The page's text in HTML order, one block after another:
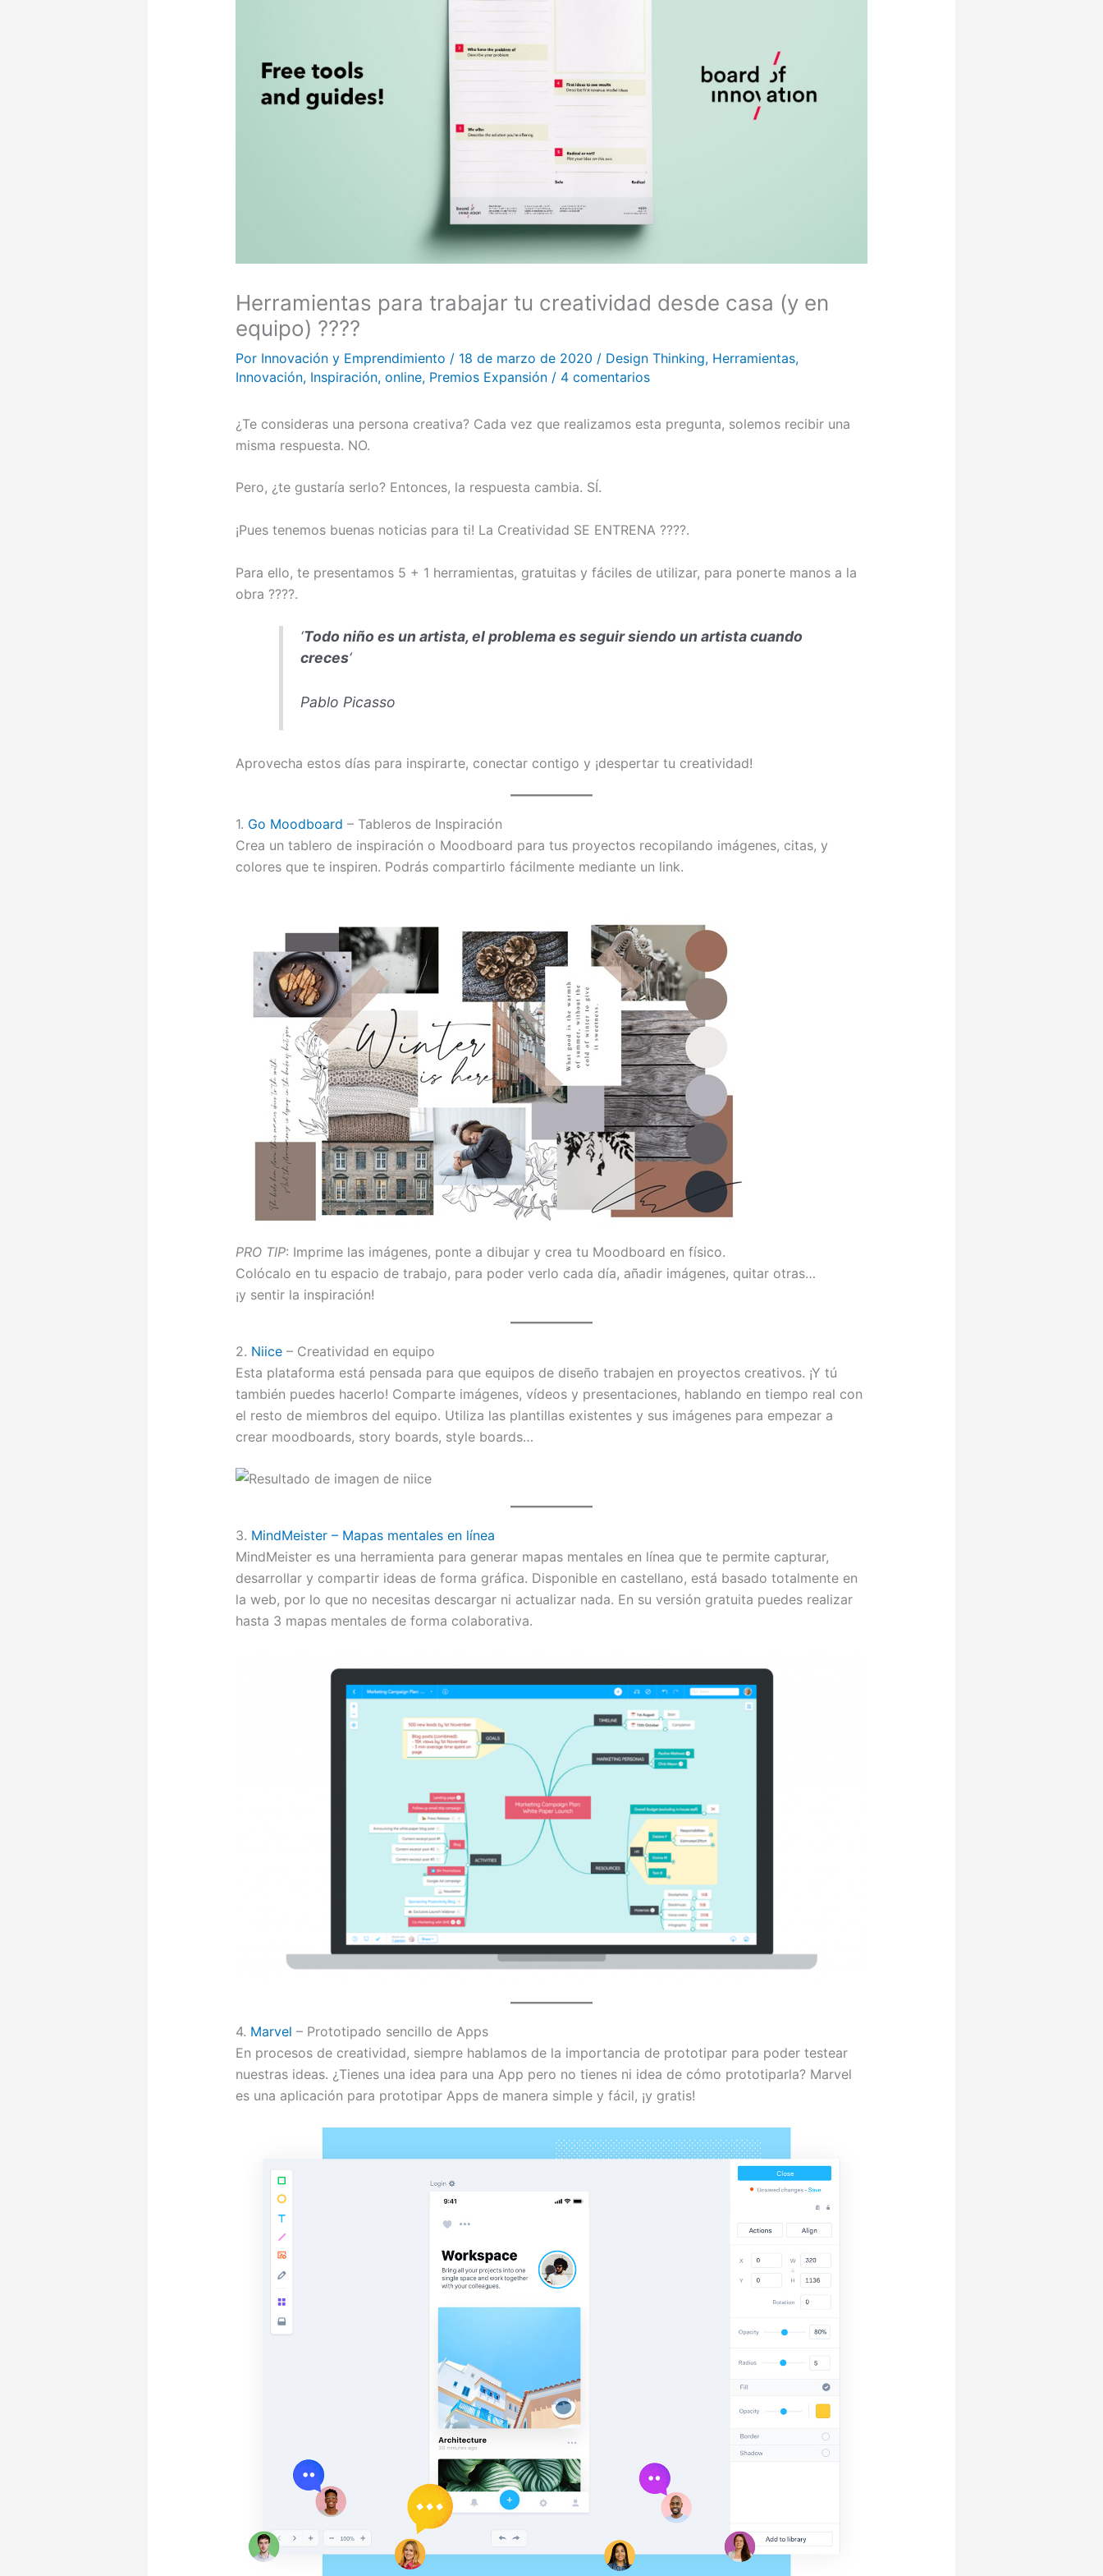
Herramientas para trabajar tu creatividad desde casa (y en
equipo) ????
Por Innovación y Emprendimiento / 18 de marzo de 2020 / Design Thinking, Herramientas,
Innovación, Inspiración, online, Premios Expansión/ 4 comentarios
¿Te consideras una persona creativa? Cada vez que realizamos esta pregunta, solemos recibir una
misma respuesta. NO.
Pero, ¿te gustaría serlo? Entonces, la respuesta cambia. SÍ.
¡Pues tenemos buenas noticias para ti! La Creatividad SE ENTRENA ????️.
Para ello, te presentamos 5 + 1 herramientas, gratuitas y fáciles de utilizar, para ponerte manos a la
obra ????.
‘Todo niño es un artista, el problema es seguir siendo un artista cuando
creces‘
Pablo Picasso
Aprovecha estos días para inspirarte, conectar contigo y ¡despertar tu creatividad!
1. Go Moodboard – Tableros de Inspiración
Crea un tablero de inspiración o Moodboard para tus proyectos recopilando imágenes, citas, y
colores que te inspiren. Podrás compartirlo fácilmente mediante un link.
PRO TIP: Imprime las imágenes, ponte a dibujar y crea tu Moodboard en físico.
Colócalo en tu espacio de trabajo, para poder verlo cada día, añadir imágenes, quitar otras…
¡y sentir la inspiración!
2. Niice– Creatividad en equipo
Esta plataforma está pensada para que equipos de diseño trabajen en proyectos creativos. ¡Y tú
también puedes hacerlo! Comparte imágenes, vídeos y presentaciones, hablando en tiempo real con
el resto de miembros del equipo. Utiliza las plantillas existentes y sus imágenes para empezar a
crear moodboards, story boards, style boards…
3. MindMeister – Mapas mentales en línea
MindMeister es una herramienta para generar mapas mentales en línea que te permite capturar,
desarrollar y compartir ideas de forma gráfica. Disponible en castellano, está basado totalmente en
la web, por lo que no necesitas descargar ni actualizar nada. En su versión gratuita puedes realizar
hasta 3 mapas mentales de forma colaborativa.
4. Marvel – Prototipado sencillo de Apps
En procesos de creatividad, siempre hablamos de la importancia de prototipar para poder testear
nuestras ideas. ¿Tienes una idea para una App pero no tienes ni idea de cómo prototiparla? Marvel
es una aplicación para prototipar Apps de manera simple y fácil, ¡y gratis!